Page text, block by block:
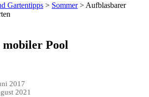
Gartentipps > Sommer> Aufblasbarer
Pool
2017
2021